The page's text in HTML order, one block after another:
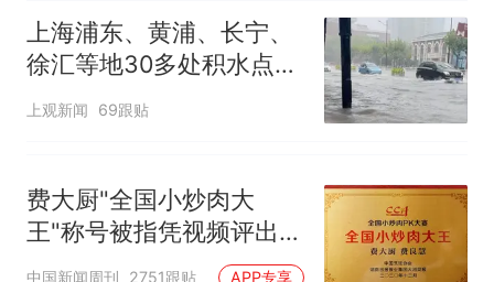
上海浦东、黄浦、长宁、
徐汇等地30多处积水点正
在抢排
上观新闻 69跟贴
费大厨"全国小炒肉大
王"称号被指凭视频评出
官方回应
中国新闻周刊 2751跟贴 APP专享